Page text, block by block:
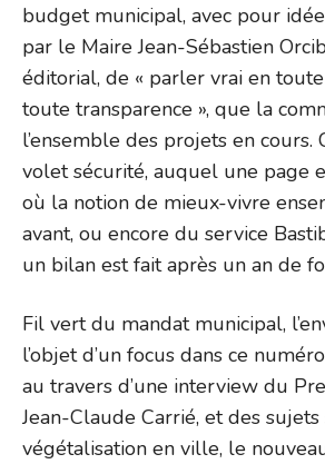
budget municipal, avec pour
par le Maire Jean-Sébastien
éditorial, de « parler vrai en
toute transparence », que la
l’ensemble des projets en cours.
volet sécurité, auquel une page
où la notion de mieux-vivre
avant, ou encore du service
un bilan est fait après un an de
Fil vert du mandat municipal,
l’objet d’un focus dans ce
au travers d’une interview du
Jean-Claude Carrié, et des
végétalisation en ville, le